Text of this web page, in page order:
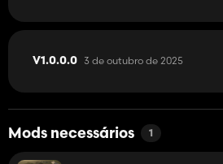
V1.0.0.0 3 de outubro de 2025
Mods necessários 1